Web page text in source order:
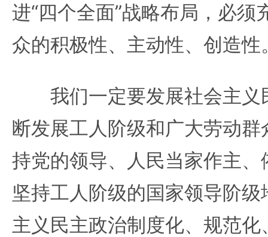
进“四个全面”战略布局，必须
众的积极性、主动性、创造性
我们一定要发展社会主义
断发展工人阶级和广大劳动
持党的领导、人民当家作主
坚持工人阶级的国家领导阶
主义民主政治制度化、规范